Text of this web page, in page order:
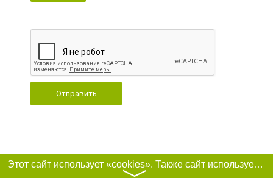
Отправить
Этот сайт использует «cookies». Также сайт использует интернет-сервис для сбора технических данных касательно посетителей с целью получения маркетинговой и статистической информации. Условия обработки данных посетителей сайта см.
〉